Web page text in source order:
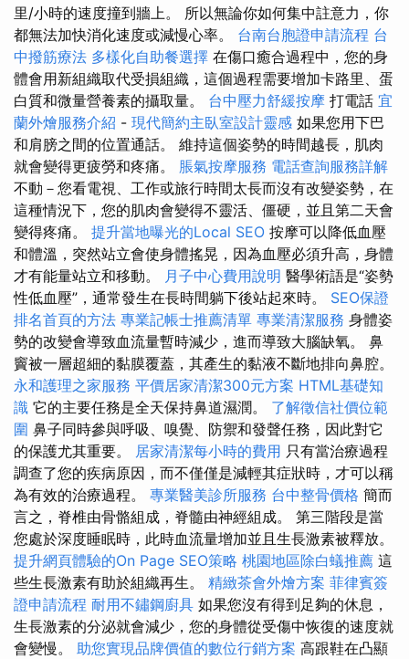
里/小時的速度撞到牆上。 所以無論你如何集中註意力，你
都無法加快消化速度或減慢心率。 台南台胞證申請流程 台
中撥筋療法 多樣化自助餐選擇 在傷口癒合過程中，您的身
體會用新組織取代受損組織，這個過程需要增加卡路里、蛋
白質和微量營養素的攝取量。 台中壓力舒緩按摩 打電話 宜
蘭外燴服務介紹 - 現代簡約主臥室設計靈感 如果您用下巴
和肩膀之間的位置通話。 維持這個姿勢的時間越長，肌肉
就會變得更疲勞和疼痛。 脹氣按摩服務 電話查詢服務詳解
不動－您看電視、工作或旅行時間太長而沒有改變姿勢，在
這種情況下，您的肌肉會變得不靈活、僵硬，並且第二天會
變得疼痛。 提升當地曝光的Local SEO 按摩可以降低血壓
和體溫，突然站立會使身體搖晃，因為血壓必須升高，身體
才有能量站立和移動。
月子中心費用說明 醫學術語是“姿勢
性低血壓”，通常發生在長時間躺下後站起來時。 SEO保證
排名首頁的方法 專業記帳士推薦清單 專業清潔服務 身體姿
勢的改變會導致血流量暫時減少，進而導致大腦缺氧。 鼻
竇被一層超細的黏膜覆蓋，其產生的黏液不斷地排向鼻腔。
永和護理之家服務 平價居家清潔300元方案 HTML基礎知
識 它的主要任務是全天保持鼻道濕潤。 了解徵信社價位範
圍 鼻子同時參與呼吸、嗅覺、防禦和發聲任務，因此對它
的保護尤其重要。 居家清潔每小時的費用 只有當治療過程
調查了您的疾病原因，而不僅僅是減輕其症狀時，才可以稱
為有效的治療過程。 專業醫美診所服務 台中整骨價格 簡而
言之，脊椎由骨骼組成，脊髓由神經組成。 第三階段是當
您處於深度睡眠時，此時血流量增加並且生長激素被釋放。
提升網頁體驗的On Page SEO策略 桃園地區除白蟻推薦 這
些生長激素有助於組織再生。 精緻茶會外燴方案 菲律賓簽
證申請流程 耐用不鏽鋼廚具 如果您沒有得到足夠的休息，
生長激素的分泌就會減少，您的身體從受傷中恢復的速度就
會變慢。 助您實現品牌價值的數位行銷方案 高跟鞋在凸顯